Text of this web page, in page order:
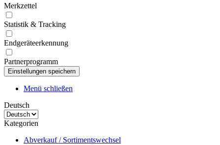
Merkzettel
Statistik & Tracking
Endgeräteerkennung
Partnerprogramm
Menü schließen
Deutsch
Kategorien
Abverkauf / Sortimentswechsel